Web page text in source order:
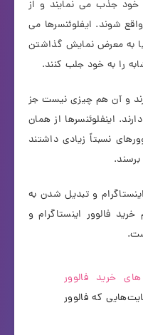
جذب می نمایند و از
شوند. ایفلوئنسرها می
با به معرض نمایش گذاشتن
را به خود جلب کنند.
و آن هم چیزی نیست جز
اینفلوئنسرها از همان
نسبتاً زیادی داشتند
برسند.
و تبدیل شدن به
فالوور اینستاگرام و
خرید فالوور
که فالوور